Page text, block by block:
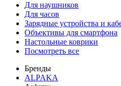
Для наушников
Для часов
Зарядные устройства и
Объективы для смартфона
Настольные коврики
Посмотреть все
Бренды
ALPAKA